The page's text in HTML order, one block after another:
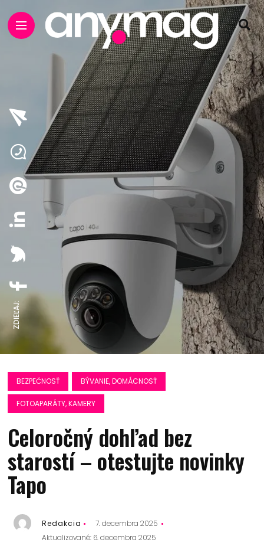
ZDIEĽAJ:
BEZPEČNOSŤ BÝVANIE, DOMÁCNOSŤ
FOTOAPARÁTY, KAMERY
Celoročný dohľad bez
starostí – otestujte novinky
Tapo
Redakcia
7. decembra 2025
Aktualizované: 6. decembra 2025